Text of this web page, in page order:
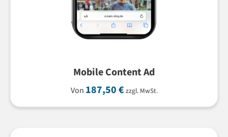
Mobile Content Ad
Von 187,50€ zzgl. MwSt.